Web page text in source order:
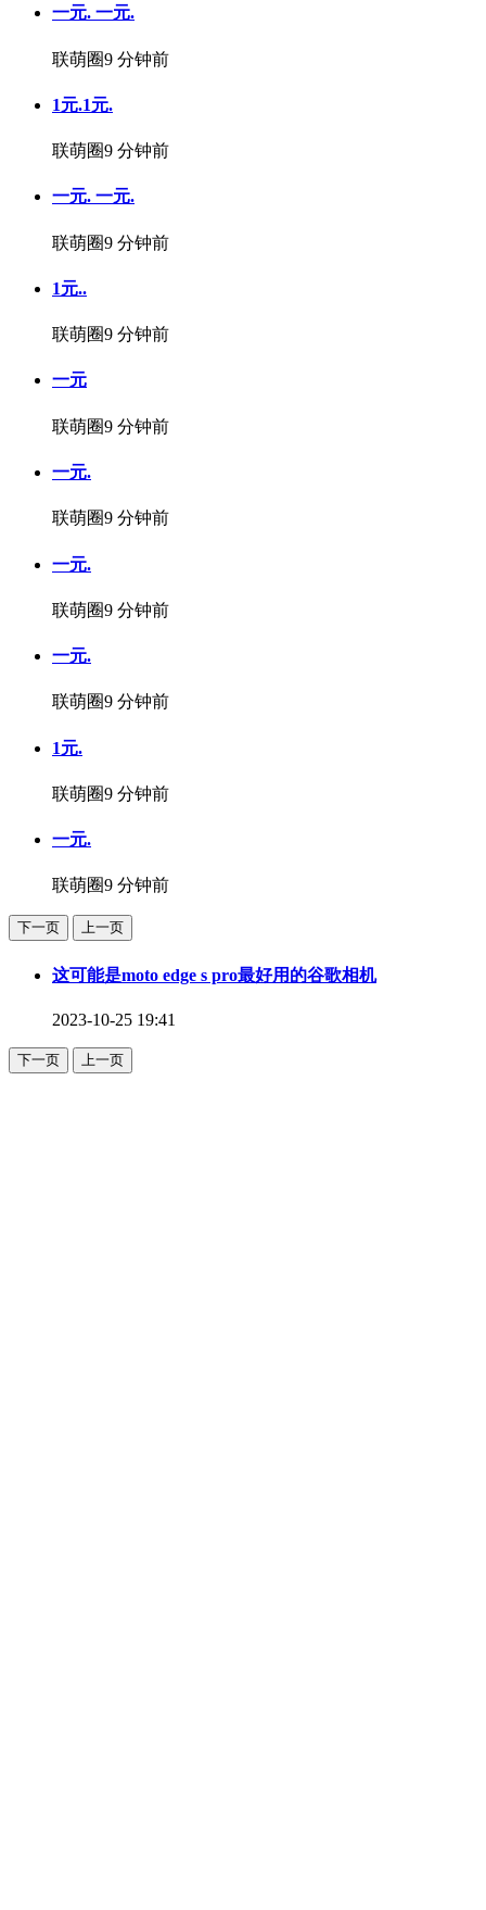
一元. 一元.
联萌圈9 分钟前
1元.1元.
联萌圈9 分钟前
一元. 一元.
联萌圈9 分钟前
1元..
联萌圈9 分钟前
一元
联萌圈9 分钟前
一元.
联萌圈9 分钟前
一元.
联萌圈9 分钟前
一元.
联萌圈9 分钟前
1元.
联萌圈9 分钟前
一元.
联萌圈9 分钟前
下一页 上一页
这可能是moto edge s pro最好用的谷歌相机
2023-10-25 19:41
下一页 上一页